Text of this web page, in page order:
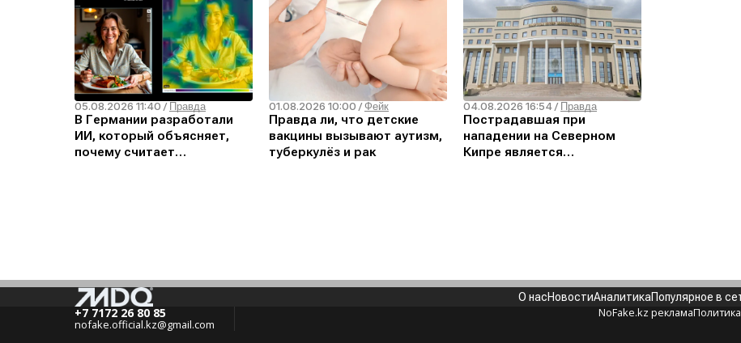
05.08.2026 11:40 / Правда
В Германии разработали
ИИ, который объясняет,
почему считает
01.08.2026 10:00 /Фейк
Правда ли, что детские
вакцины вызывают аутизм,
туберкулёз и рак
04.08.2026 16:54 / Правда
Пострадавшая при
нападении на Северном
Кипре является
О насНовостиАналитикаПопулярное в
+7 7172 26 80 85
nofake.official.kz@gmail.com
NoFake.kz реклама